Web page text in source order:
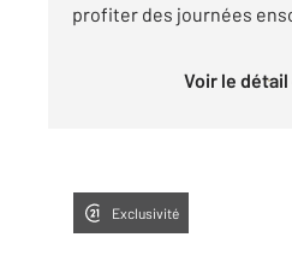
profiter des journées
Voir le
Exclusivité